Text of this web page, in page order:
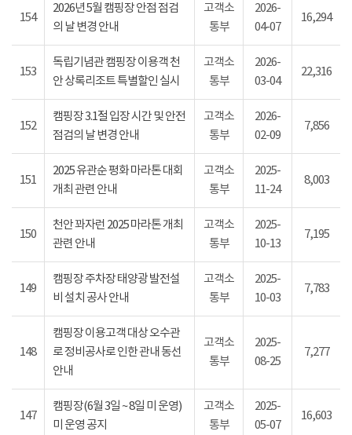
154
2026년 5월 캠핑장 안점 점검
의 날 변경 안내
고객소
통부
2026-
04-07
16,294
153
독립기념관 캠핑장 이용객 천
안 상록리조트 특별할인 실시
고객소
통부
2026-
03-04
22,316
152
캠핑장 3.1절 입장 시간 및 안전
점검의 날 변경 안내
고객소
통부
2026-
02-09
7,856
151
2025 유관순 평화 마라톤 대회
개최 관련 안내
고객소
통부
2025-
11-24
8,003
150
천안 꽈자런 2025 마라톤 개최
관련 안내
고객소
통부
2025-
10-13
7,195
149
캠핑장 주차장 태양광 발전설
비 설치 공사 안내
고객소
통부
2025-
10-03
7,783
148
캠핑장 이용고객 대상 오수관
로 정비공사로 인한 관내 동선
안내
고객소
통부
2025-
08-25
7,277
147
캠핑장(6월 3일 ~ 8일 미 운영)
미 운영 공지
고객소
통부
2025-
05-07
16,603